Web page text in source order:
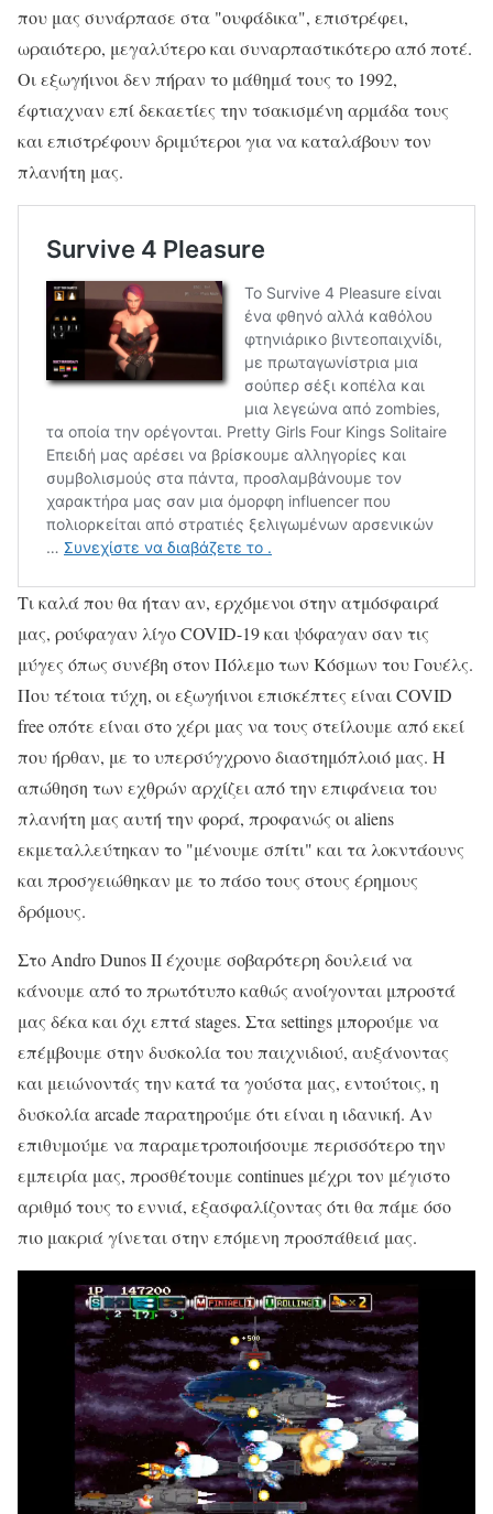
που μας συνάρπασε στα "ουφάδικα", επιστρέφει,
ωραιότερο, μεγαλύτερο και συναρπαστικότερο από ποτέ.
Οι εξωγήινοι δεν πήραν το μάθημά τους το 1992,
έφτιαχναν επί δεκαετίες την τσακισμένη αρμάδα τους
και επιστρέφουν δριμύτεροι για να καταλάβουν τον
πλανήτη μας.
Τι καλά που θα ήταν αν, ερχόμενοι στην ατμόσφαιρά
μας, ρούφαγαν λίγο COVID-19 και ψόφαγαν σαν τις
μύγες όπως συνέβη στον Πόλεμο των Κόσμων του Γουέλς.
Που τέτοια τύχη, οι εξωγήινοι επισκέπτες είναι COVID
free οπότε είναι στο χέρι μας να τους στείλουμε από εκεί
που ήρθαν, με το υπερσύγχρονο διαστημόπλοιό μας. Η
απώθηση των εχθρών αρχίζει από την επιφάνεια του
πλανήτη μας αυτή την φορά, προφανώς οι aliens
εκμεταλλεύτηκαν το "μένουμε σπίτι" και τα λοκντάουνς
και προσγειώθηκαν με το πάσο τους στους έρημους
δρόμους.
Στο Andro Dunos II έχουμε σοβαρότερη δουλειά να
κάνουμε από το πρωτότυπο καθώς ανοίγονται μπροστά
μας δέκα και όχι επτά stages. Στα settings μπορούμε να
επέμβουμε στην δυσκολία του παιχνιδιού, αυξάνοντας
και μειώνοντάς την κατά τα γούστα μας, εντούτοις, η
δυσκολία arcade παρατηρούμε ότι είναι η ιδανική. Αν
επιθυμούμε να παραμετροποιήσουμε περισσότερο την
εμπειρία μας, προσθέτουμε continues μέχρι τον μέγιστο
αριθμό τους το εννιά, εξασφαλίζοντας ότι θα πάμε όσο
πιο μακριά γίνεται στην επόμενη προσπάθειά μας.